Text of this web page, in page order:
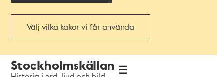
Välj vilka kakor vi får använda
navigationen
huvudinnehållet
Stockholmskällan